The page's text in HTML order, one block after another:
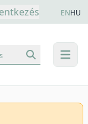
ENHU
menu